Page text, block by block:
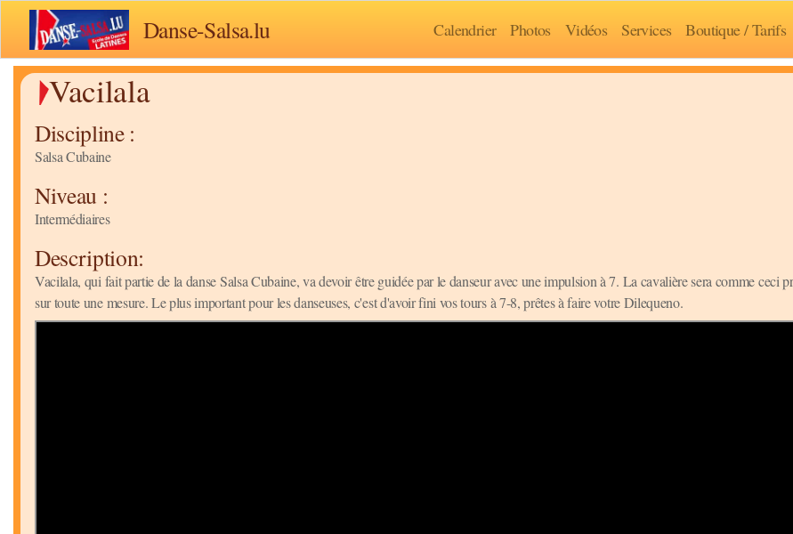
Danse-Salsa.lu Calendrier Photos Vidéos Services Boutique / Tarifs
Vacilala
Discipline :
Salsa Cubaine
Niveau :
Intermédiaires
Description:
Vacilala, qui fait partie de la danse Salsa Cubaine, va devoir être guidée par le danseur avec une impulsion à 7. La cavalière sera comme ceci
sur toute une mesure. Le plus important pour les danseuses, c'est d'avoir fini vos tours à 7-8, prêtes à faire votre Dilequeno.